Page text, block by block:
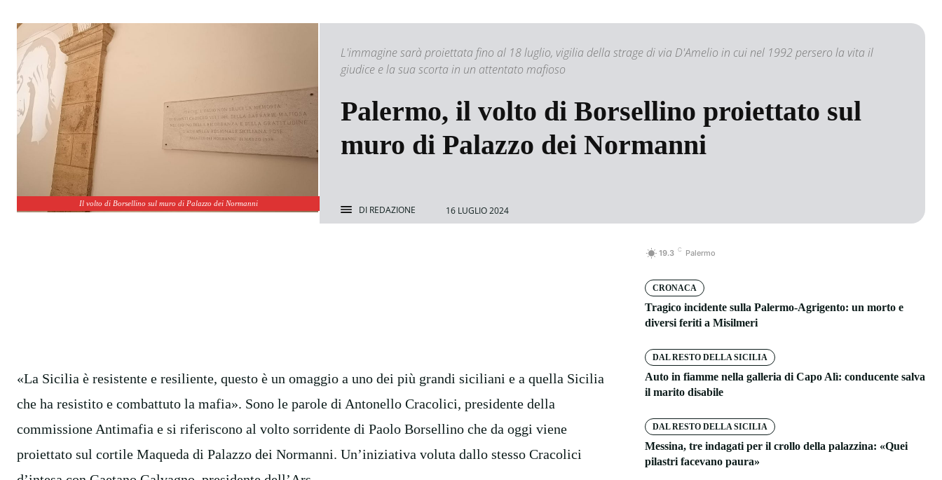
Il volto di Borsellino sul muro di Palazzo dei Normanni
L'immagine sarà proiettata fino al 18 luglio, vigilia della strage di via D'Amelio in cui nel 1992 persero la vita il
giudice e la sua scorta in un attentato mafioso
Palermo, il volto di Borsellino proiettato sul
muro di Palazzo dei Normanni
DI REDAZIONE 16 LUGLIO 2024
«La Sicilia è resistente e resiliente, questo è un omaggio a uno dei più grandi siciliani e a quella Sicilia
che ha resistito e combattuto la mafia». Sono le parole di Antonello Cracolici, presidente della
commissione Antimafia e si riferiscono al volto sorridente di Paolo Borsellino che da oggi viene
proiettato sul cortile Maqueda di Palazzo dei Normanni. Un’iniziativa voluta dallo stesso Cracolici
19.3 C Palermo
CRONACA
Tragico incidente sulla Palermo-Agrigento: un morto e
diversi feriti a Misilmeri
DAL RESTO DELLA SICILIA
Auto in fiamme nella galleria di Capo Alì: conducente salva
il marito disabile
DAL RESTO DELLA SICILIA
Messina, tre indagati per il crollo della palazzina: «Quei
pilastri facevano paura»